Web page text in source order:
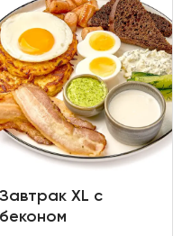
Завтрак XL с
беконом